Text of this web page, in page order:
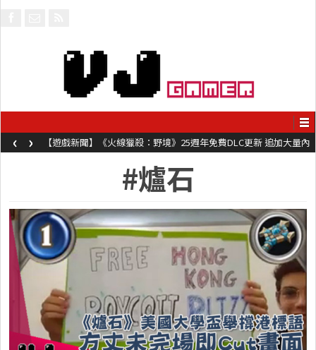
【遊戲新聞】《火線獵殺：野境》25週年免費DLC更新 追加大量內
容同時系舊作限時超平價折扣
‹ ›
#爐石